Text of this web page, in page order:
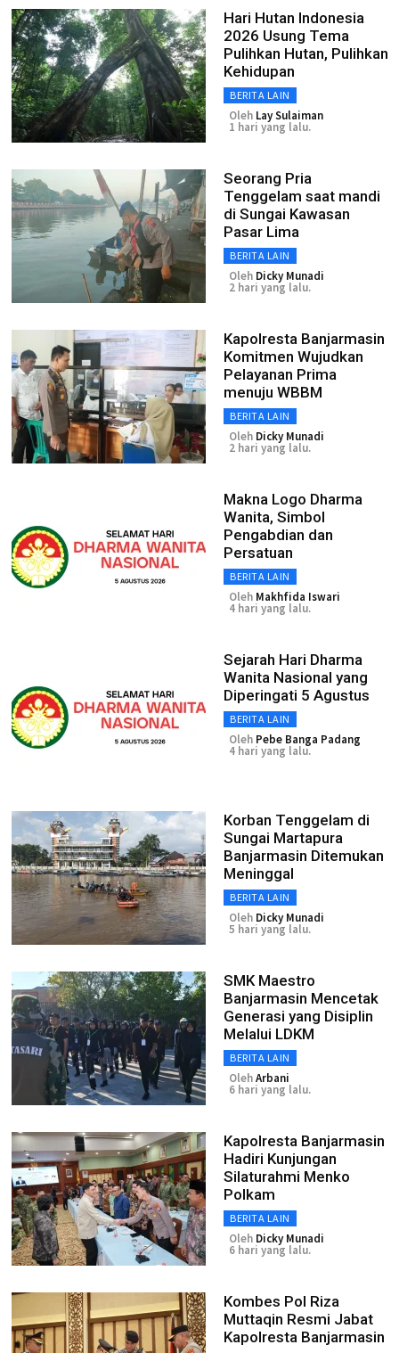
Hari Hutan Indonesia
2026 Usung Tema
Pulihkan Hutan, Pulihkan
Kehidupan
BERITA LAIN
Oleh Lay Sulaiman
1 hari yang lalu.
Seorang Pria
Tenggelam saat mandi
di Sungai Kawasan
Pasar Lima
BERITA LAIN
Oleh Dicky Munadi
2 hari yang lalu.
Kapolresta Banjarmasin
Komitmen Wujudkan
Pelayanan Prima
menuju WBBM
BERITA LAIN
Oleh Dicky Munadi
2 hari yang lalu.
Makna Logo Dharma
Wanita, Simbol
Pengabdian dan
Persatuan
BERITA LAIN
Oleh Makhfida Iswari
4 hari yang lalu.
Sejarah Hari Dharma
Wanita Nasional yang
Diperingati 5 Agustus
BERITA LAIN
Oleh Pebe Banga Padang
4 hari yang lalu.
Korban Tenggelam di
Sungai Martapura
Banjarmasin Ditemukan
Meninggal
BERITA LAIN
Oleh Dicky Munadi
5 hari yang lalu.
SMK Maestro
Banjarmasin Mencetak
Generasi yang Disiplin
Melalui LDKM
BERITA LAIN
OlehArbani
6 hari yang lalu.
Kapolresta Banjarmasin
Hadiri Kunjungan
Silaturahmi Menko
Polkam
BERITA LAIN
Oleh Dicky Munadi
6 hari yang lalu.
Kombes Pol Riza
Muttaqin Resmi Jabat
Kapolresta Banjarmasin